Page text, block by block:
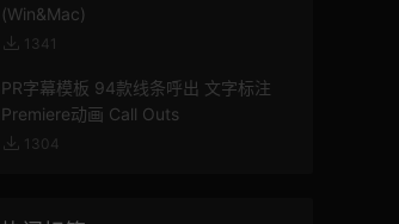
(Win&Mac)
1341
PR字幕模板 94款线条呼出 文字标注
Premiere动画 Call Outs
1304